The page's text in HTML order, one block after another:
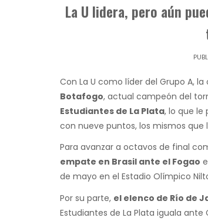
La U lidera, pero aún
Con La U como líder del Grupo A,
Botafogo, actual campeón del
Estudiantes de La Plata, lo que le
con nueve puntos, los mismos que
Para avanzar a octavos de final
empate en Brasil ante el Fogao
de mayo en el Estadio Olímpico
Por su parte, el elenco de Río de
Estudiantes de La Plata iguala